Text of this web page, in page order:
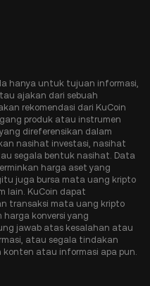
hanya untuk tujuan informasi,
ajakan dari sebuah
rekomendasi dari KuCoin
produk atau instrumen
direferensikan dalam
nasihat investasi, nasihat
segala bentuk nasihat. Data
harga aset yang
juga bursa mata uang kripto
lain. KuCoin dapat
transaksi mata uang kripto
konversi yang
jawab atas kesalahan atau
atau segala tindakan
atau informasi apa pun.